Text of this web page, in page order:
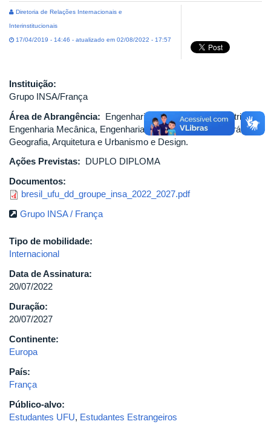
Diretoria de Relações Internacionais e
Interinstitucionais
17/04/2019 - 14:46 - atualizado em 02/08/2022 - 17:57
Instituição:
Grupo INSA/França
Área de Abrangência: Engenharia Civil, Engenharia Elétrica,
Engenharia Mecânica, Engenharia Química, Ciências Agrárias,
Geografia, Arquitetura e Urbanismo e Design.
Ações Previstas: DUPLO DIPLOMA
Documentos:
bresil_ufu_dd_groupe_insa_2022_2027.pdf
Grupo INSA / França
Tipo de mobilidade:
Internacional
Data de Assinatura:
20/07/2022
Duração:
20/07/2027
Continente:
Europa
País:
França
Público-alvo:
Estudantes UFU, Estudantes Estrangeiros